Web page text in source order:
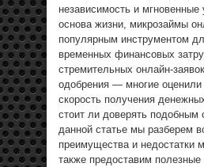
независимость и
основа жизни, микрозаймы
популярным инструментом
временных финансовых
стремительных онлайн-
одобрения — многие оценили
скорость получения
стоит ли доверять подобным
данной статье мы разберем
преимущества и недостатки
также предоставим полезные